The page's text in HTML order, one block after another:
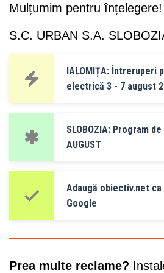
Mulțumim pentru înțelegere!
S.C. URBAN S.A.
IALOMIȚA: Întreruperi
electrică 3 - 7 august
SLOBOZIA: Program
AUGUST
Adaugă obiectiv.net
Google
Prea multe reclame?